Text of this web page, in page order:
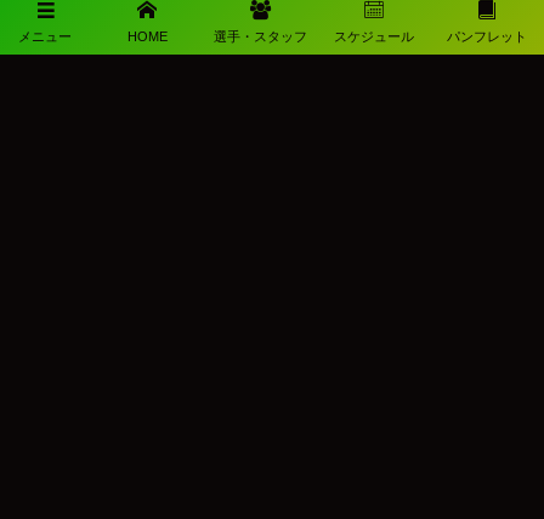
メニュー HOME 選手・スタッフ スケジュール パンフレット